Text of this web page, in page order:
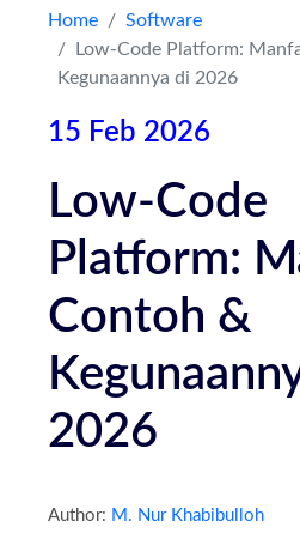
Home
Software
Low-Code Platform:
Kegunaannya di 2026
15 Feb 2026
Low-Code
Platform:
Contoh &
2026
Author: M. Nur Khabibulloh